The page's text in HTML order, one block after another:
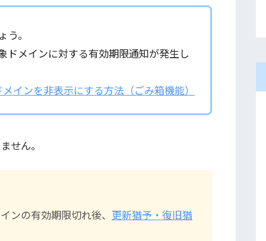
。
ドメインに対する有効期限通知が発生し
インを非表示にする方法（ごみ箱機能）
せん。
ンの有効期限切れ後、 更新猶予・復旧猶